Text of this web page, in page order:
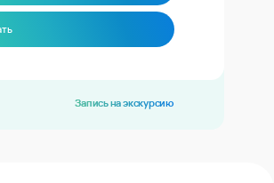
Запись на экскурсию